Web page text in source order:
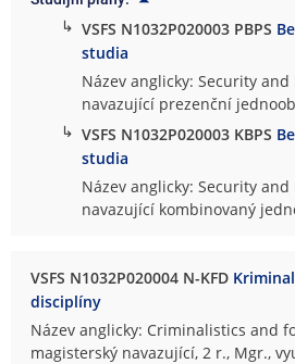
↳ VSFS N1032P020003 PBPS
studia
Název anglicky: Security and
navazující prezenční
↳ VSFS N1032P020003 KBPS
studia
Název anglicky: Security and
navazující kombinovaný
VSFS N1032P020004 N-KFD
disciplíny
Název anglicky: Criminalistics and
magisterský navazující, 2 r., Mgr.,